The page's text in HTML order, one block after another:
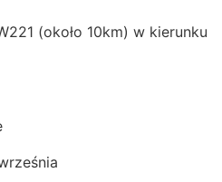
(około 10km) w kierunku